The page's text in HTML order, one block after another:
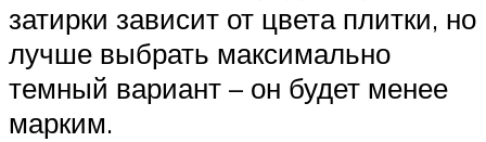
затирки зависит от цвета плитки, но
лучше выбрать максимально
темный вариант – он будет менее
марким.